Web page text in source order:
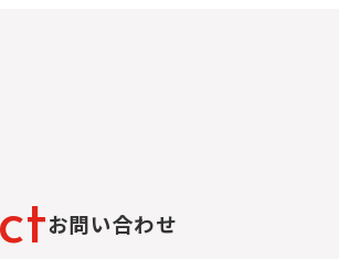
ctお問い合わせ